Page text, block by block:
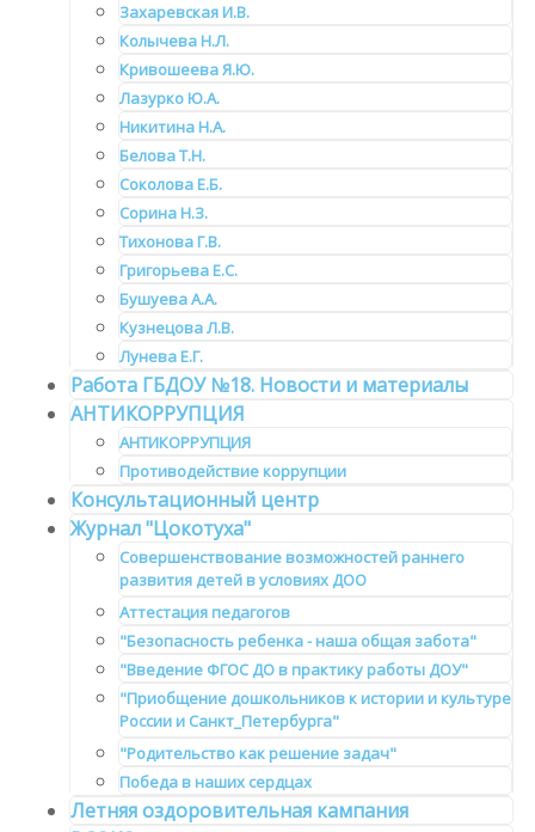
Захаревская И.В.
Колычева Н.Л.
Кривошеева Я.Ю.
Лазурко Ю.А.
Никитина Н.А.
Белова Т.Н.
Соколова Е.Б.
Сорина Н.З.
Тихонова Г.В.
Григорьева Е.С.
Бушуева А.А.
Кузнецова Л.В.
Лунева Е.Г.
Работа ГБДОУ №18. Новости и материалы
АНТИКОРРУПЦИЯ
АНТИКОРРУПЦИЯ
Противодействие коррупции
Консультационный центр
Журнал "Цокотуха"
Совершенствование возможностей раннего
развития детей в условиях ДОО
Аттестация педагогов
"Безопасность ребенка - наша общая забота"
"Введение ФГОС ДО в практику работы ДОУ"
"Приобщение дошкольников к истории и культуре
России и Санкт_Петербурга"
"Родительство как решение задач"
Победа в наших сердцах
Летняя оздоровительная кампания